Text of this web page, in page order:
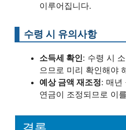
이루어집니다.
수령 시 유의사항
소득세 확인: 수령 시
으므로 미리 확인해야
예상 금액 재조정: 매년
연금이 조정되므로 이